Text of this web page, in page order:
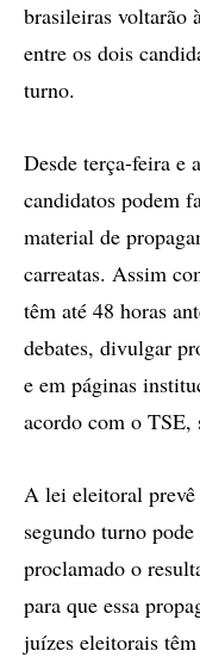
brasileiras voltarão
entre os dois
turno.
Desde terça-feira e
candidatos podem
material de
carreatas. Assim
têm até 48 horas
debates, divulgar
e em páginas
acordo com o TSE,
A lei eleitoral prevê
segundo turno
proclamado o
para que essa
juízes eleitorais